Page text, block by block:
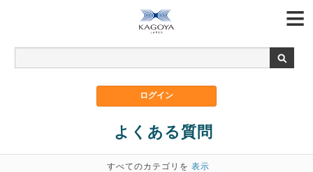
よくある質問
すべてのカテゴリを 表示